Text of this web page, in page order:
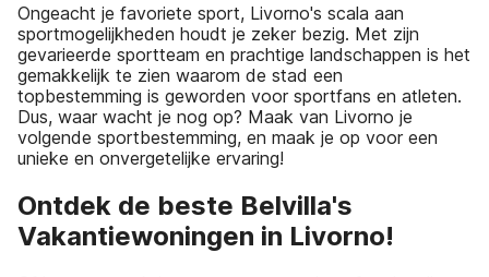
Ongeacht je favoriete sport, Livorno's scala aan
sportmogelijkheden houdt je zeker bezig. Met zijn
gevarieerde sportteam en prachtige landschappen is het
gemakkelijk te zien waarom de stad een
topbestemming is geworden voor sportfans en atleten.
Dus, waar wacht je nog op? Maak van Livorno je
volgende sportbestemming, en maak je op voor een
unieke en onvergetelijke ervaring!
Ontdek de beste Belvilla's
Vakantiewoningen in Livorno!